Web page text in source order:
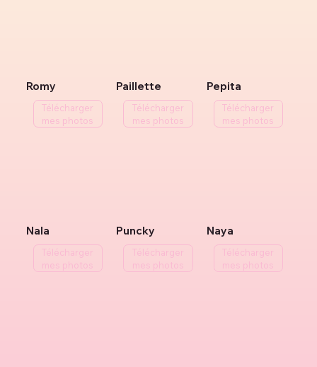
Romy
Télécharger
mes photos
Paillette
Télécharger
mes photos
Pepita
Télécharger
mes photos
Nala
Télécharger
mes photos
Puncky
Télécharger
mes photos
Naya
Télécharger
mes photos